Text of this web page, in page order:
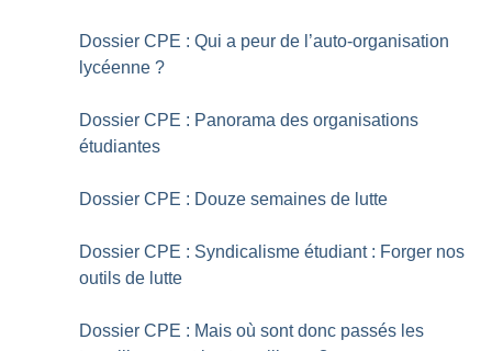
Dossier CPE : Qui a peur de l’auto-organisation
lycéenne ?
Dossier CPE : Panorama des organisations
étudiantes
Dossier CPE : Douze semaines de lutte
Dossier CPE : Syndicalisme étudiant : Forger nos
outils de lutte
Dossier CPE : Mais où sont donc passés les